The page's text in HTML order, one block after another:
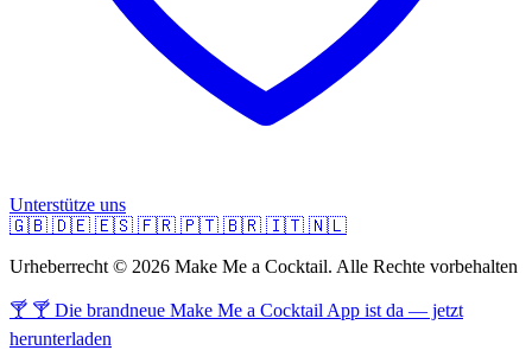
Unterstütze uns
🇬🇧 🇩🇪 🇪🇸 🇫🇷 🇵🇹 🇧🇷 🇮🇹 🇳🇱
Urheberrecht © 2026 Make Me a Cocktail. Alle Rechte vorbehalten
🍸 🍸 Die brandneue Make Me a Cocktail App ist da — jetzt
herunterladen